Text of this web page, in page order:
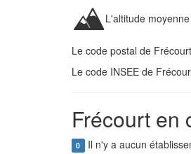
L'altitude
Le code postal de
Le code INSEE de
Frécourt en
0 Il n'y a aucun